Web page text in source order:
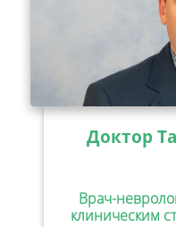
Доктор
Врач-
клиническим